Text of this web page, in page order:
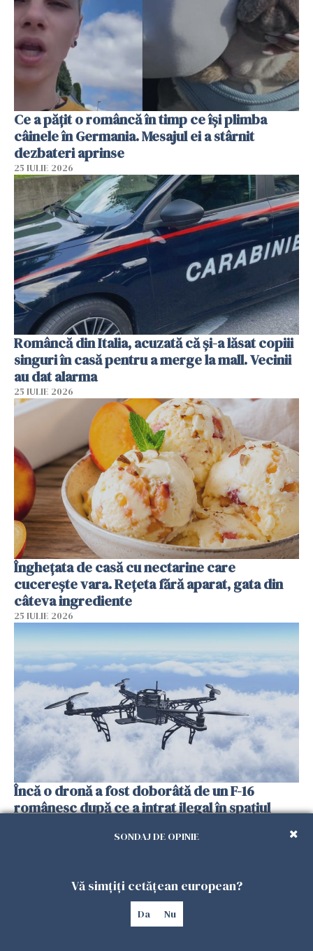
Ce a pățit o româncă în timp ce își plimba
câinele în Germania. Mesajul ei a stârnit
dezbateri aprinse
25 IULIE 2026
Româncă din Italia, acuzată că și-a lăsat copiii
singuri în casă pentru a merge la mall. Vecinii
au dat alarma
25 IULIE 2026
Înghețata de casă cu nectarine care
cucerește vara. Rețeta fără aparat, gata din
câteva ingrediente
25 IULIE 2026
Încă o dronă a fost doborâtă de un F-16
românesc după ce a intrat ilegal în spațiul
SONDAJ DE OPINIE
Vă simțiți cetățean european?
Da Nu